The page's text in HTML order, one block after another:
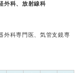
外科、放射線科
外科専門医、気管支鏡専